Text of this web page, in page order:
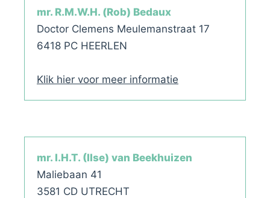
mr. R.M.W.H. (Rob) Bedaux
Doctor Clemens Meulemanstraat 17
6418 PC HEERLEN
Klik hier voor meer informatie
mr. I.H.T. (Ilse) van Beekhuizen
Maliebaan 41
3581 CD UTRECHT